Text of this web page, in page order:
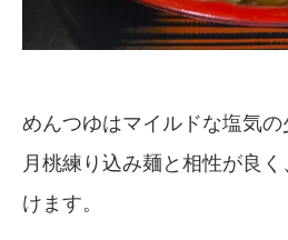
めんつゆはマイルドな塩気の
月桃練り込み麺と相性が良
けます。